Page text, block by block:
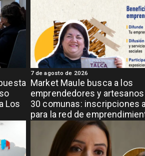
Los
Market Maule busca a los
emprendedores y
30 comunas: inscripciones
para la red de
grande de la región
7 de agosto de 2026